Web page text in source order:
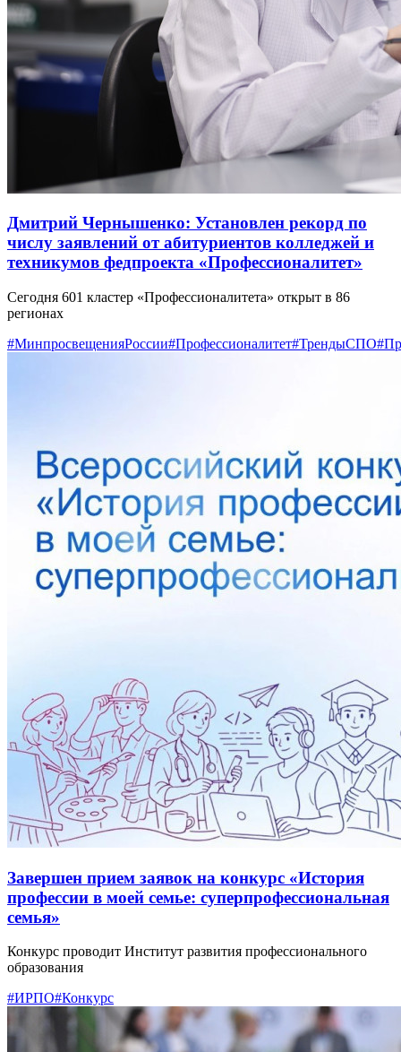
Дмитрий Чернышенко: Установлен рекорд по
числу заявлений от абитуриентов колледжей и
техникумов федпроекта «Профессионалитет»
Сегодня 601 кластер «Профессионалитета» открыт в 86
регионах
#МинпросвещенияРоссии#Профессионалитет#ТрендыСПО
Завершен прием заявок на конкурс «История
профессии в моей семье: суперпрофессиональная
семья»
Конкурс проводит Институт развития профессионального
образования
#ИРПО#Конкурс